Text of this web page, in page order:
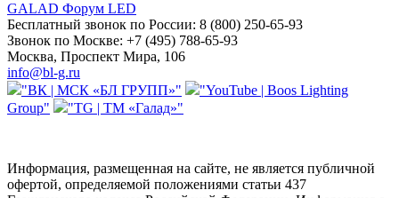
GALAD Форум LED
Бесплатный звонок по России: 8 (800) 250-65-93
Звонок по Москве: +7 (495) 788-65-93
Москва, Проспект Мира, 106
info@bl-g.ru
"ВК | МСК «БЛ ГРУПП»"
"YouTube | Boos Lighting
Group"
"TG | ТМ «Галад»"
Информация, размещенная на сайте, не является публичной
офертой, определяемой положениями статьи 437